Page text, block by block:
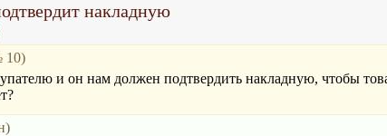
накладную
10)
и он нам должен подтвердить накладную, чтобы